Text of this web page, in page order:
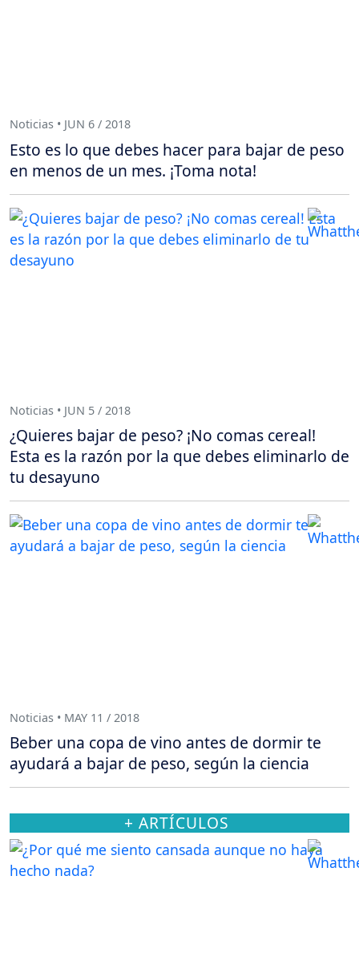
Noticias • JUN 6 / 2018
Esto es lo que debes hacer para bajar de peso
en menos de un mes. ¡Toma nota!
Noticias • JUN 5 / 2018
¿Quieres bajar de peso? ¡No comas cereal!
Esta es la razón por la que debes eliminarlo de
tu desayuno
Noticias • MAY 11 / 2018
Beber una copa de vino antes de dormir te
ayudará a bajar de peso, según la ciencia
+ ARTÍCULOS